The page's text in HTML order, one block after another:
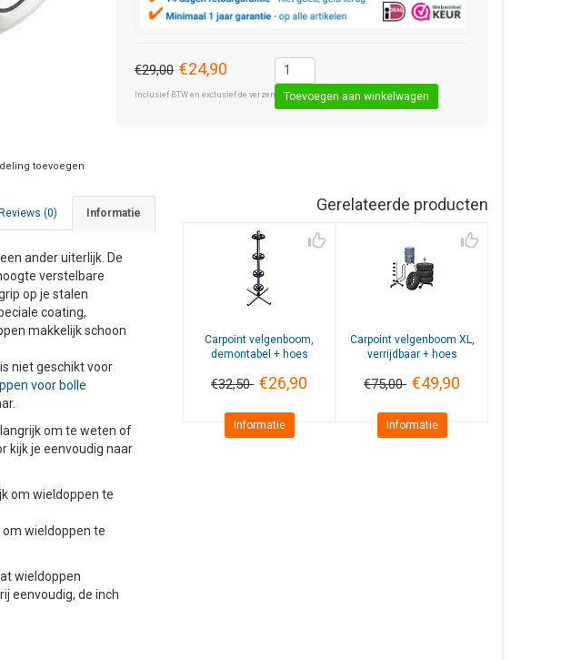
€29,00 €24,90
Inclusief BTW en exclusief de verzendkosten € 8,50 (standaard pakket).
toevoegen
Informatie
(0)
ander uiterlijk. De
verstelbare
op je stalen
coating,
makkelijk schoon
niet geschikt voor
voor bolle
om te weten of
kijk je eenvoudig naar
om wieldoppen te
wieldoppen te
wieldoppen
eenvoudig, de inch
Gerelateerde producten
Carpoint velgenboom,
demontabel + hoes
€32,50 €26,90
Informatie
Carpointvelgenboom XL,
verrijdbaar + hoes
€75,00 €49,90
Informatie